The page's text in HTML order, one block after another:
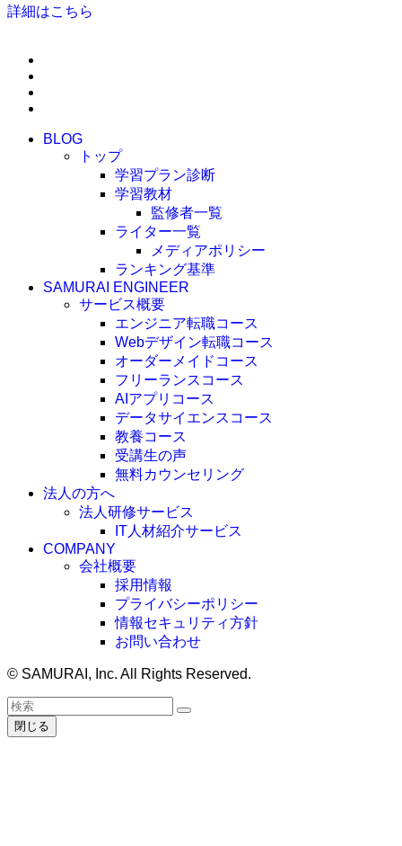
詳細はこちら
BLOG
トップ
学習プラン診断
学習教材
監修者一覧
ライター一覧
メディアポリシー
ランキング基準
SAMURAI ENGINEER
サービス概要
エンジニア転職コース
Webデザイン転職コース
オーダーメイドコース
フリーランスコース
AIアプリコース
データサイエンスコース
教養コース
受講生の声
無料カウンセリング
法人の方へ
法人研修サービス
IT人材紹介サービス
COMPANY
会社概要
採用情報
プライバシーポリシー
情報セキュリティ方針
お問い合わせ
© SAMURAI, Inc. All Rights Reserved.
閉じる